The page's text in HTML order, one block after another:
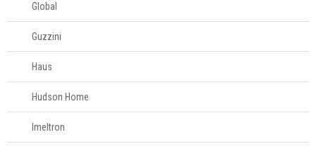
Global
Guzzini
Haus
Hudson Home
Imeltron